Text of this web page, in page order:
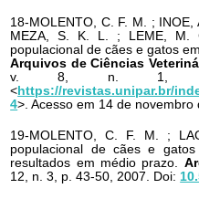
18-MOLENTO, C. F. M. ;
MEZA, S. K. L. ; LEME, M.
populacional de cães e gatos
Arquivos de Ciências
v. 8, n. 1,
< https://revistas.unipar.br/
4>. Acesso em 14 de novembro
19-MOLENTO, C. F. M. ;
populacional de cães e
resultados em médio prazo.
12, n. 3, p. 43-50, 2007. Doi: